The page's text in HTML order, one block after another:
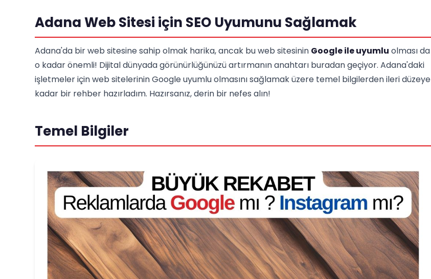
Adana Web Sitesi için SEO Uyumunu Sağlamak
Adana'da bir web sitesine sahip olmak harika, ancak bu web sitesinin Google ile uyumlu olması da
o kadar önemli! Dijital dünyada görünürlüğünüzü artırmanın anahtarı buradan geçiyor. Adana'daki
işletmeler için web sitelerinin Google uyumlu olmasını sağlamak üzere temel bilgilerden ileri düzeye
kadar bir rehber hazırladım. Hazırsanız, derin bir nefes alın!
Temel Bilgiler